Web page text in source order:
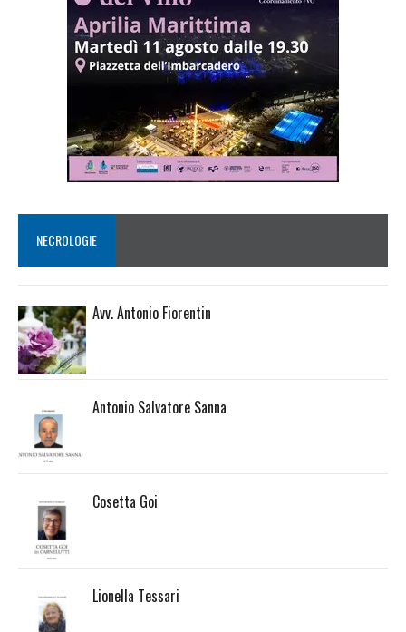
NECROLOGIE
Avv. Antonio Fiorentin
Antonio Salvatore Sanna
Cosetta Goi
Lionella Tessari